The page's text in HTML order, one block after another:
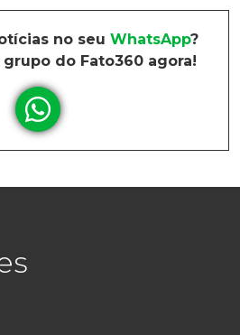
no seu WhatsApp?
do Fato360 agora!